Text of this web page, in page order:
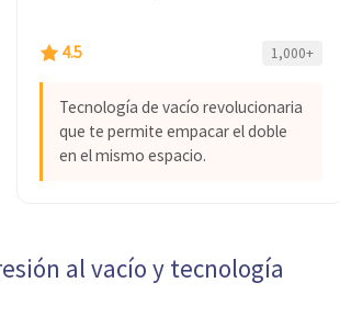
4.5 1,000+
Tecnología de vacío revolucionaria
que te permite empacar el doble
en el mismo espacio.
al vacío y tecnología